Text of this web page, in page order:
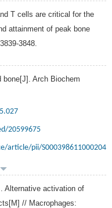
T cells are critical for the
attainment of peak bone
3848.
bone[J]. Arch Biochem
20599675
article/pii/S0003986110002043
. Alternative activation of
// Macrophages: